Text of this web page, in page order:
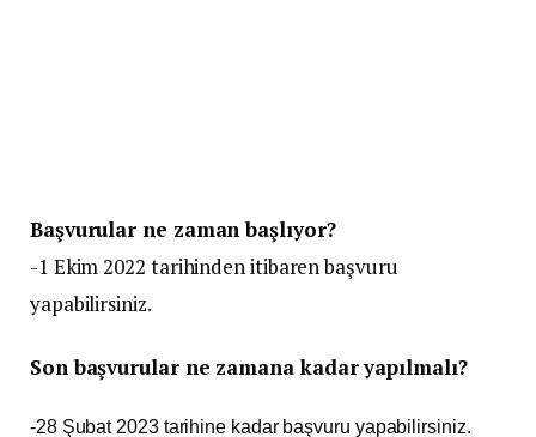
Başvurular ne zaman başlıyor?
-1 Ekim 2022 tarihinden itibaren başvuru
yapabilirsiniz.
Son başvurular ne zamana kadar yapılmalı?
-28 Şubat 2023 tarihine kadar başvuru yapabilirsiniz.